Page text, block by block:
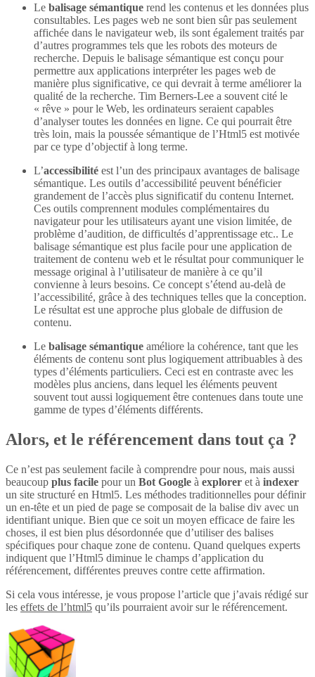
Le balisage sémantique rend les contenus et les données plus
consultables. Les pages web ne sont bien sûr pas seulement
affichée dans le navigateur web, ils sont également traités par
d’autres programmes tels que les robots des moteurs de
recherche. Depuis le balisage sémantique est conçu pour
permettre aux applications interpréter les pages web de
manière plus significative, ce qui devrait à terme améliorer la
qualité de la recherche. Tim Berners-Lee a souvent cité le
« rêve » pour le Web, les ordinateurs seraient capables
d’analyser toutes les données en ligne. Ce qui pourrait être
très loin, mais la poussée sémantique de l’Html5 est motivée
par ce type d’objectif à long terme.
L’accessibilité est l’un des principaux avantages de balisage
sémantique. Les outils d’accessibilité peuvent bénéficier
grandement de l’accès plus significatif du contenu Internet.
Ces outils comprennent modules complémentaires du
navigateur pour les utilisateurs ayant une vision limitée, de
problème d’audition, de difficultés d’apprentissage etc.. Le
balisage sémantique est plus facile pour une application de
traitement de contenu web et le résultat pour communiquer le
message original à l’utilisateur de manière à ce qu’il
convienne à leurs besoins. Ce concept s’étend au-delà de
l’accessibilité, grâce à des techniques telles que la conception.
Le résultat est une approche plus globale de diffusion de
contenu.
Le balisage sémantique améliore la cohérence, tant que les
éléments de contenu sont plus logiquement attribuables à des
types d’éléments particuliers. Ceci est en contraste avec les
modèles plus anciens, dans lequel les éléments peuvent
souvent tout aussi logiquement être contenues dans toute une
gamme de types d’éléments différents.
Alors, et le référencement dans tout ça ?
Ce n’est pas seulement facile à comprendre pour nous, mais aussi
beaucoup plus facile pour un Bot Google à explorer et à indexer
un site structuré en Html5. Les méthodes traditionnelles pour définir
un en-tête et un pied de page se composait de la balise div avec un
identifiant unique. Bien que ce soit un moyen efficace de faire les
choses, il est bien plus désordonnée que d’utiliser des balises
spécifiques pour chaque zone de contenu. Quand quelques experts
indiquent que l’Html5 diminue le champs d’application du
référencement, différentes preuves contre cette affirmation.
Si cela vous intéresse, je vous propose l’article que j’avais rédigé sur
les effets de l’html5 qu’ils pourraient avoir sur le référencement.